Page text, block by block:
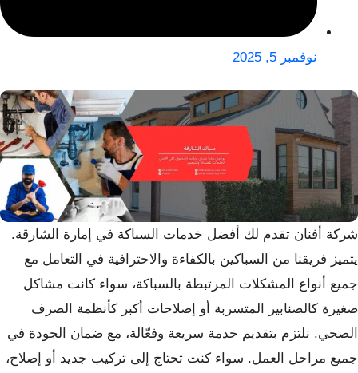
نوفمبر 5, 2025
شركة أفنان تقدم لك أفضل خدمات السباكة في إمارة الشارقة.
يتميز فريقنا من السباكين بالكفاءة والاحترافية في التعامل مع
جميع أنواع المشكلات المرتبطة بالسباكة، سواء كانت مشاكل
صغيرة كالصنابير المتسربة أو إصلاحات أكبر كأنظمة الصرف
الصحي. نلتزم بتقديم خدمة سريعة وفعّالة، مع ضمان الجودة في
جميع مراحل العمل. سواء كنت تحتاج إلى تركيب جديد أو إصلاح،